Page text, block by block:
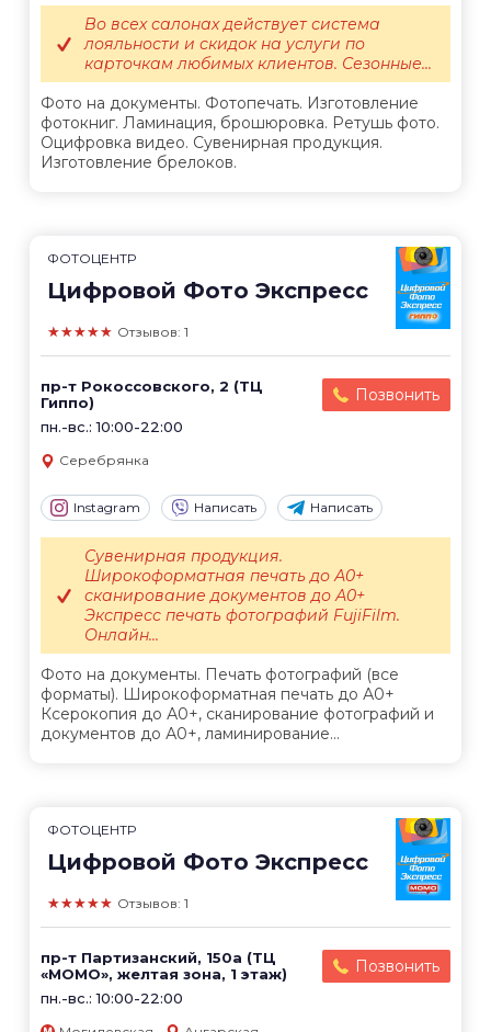
Фото на документы. Фотопечать. Изготовление
фотокниг. Ламинация, брошюровка. Ретушь фото.
Оцифровка видео. Сувенирная продукция.
Изготовление брелоков.
Во всех салонах действует система
лояльности и скидок на услуги по
карточкам любимых клиентов. Сезонные...
ФОТОЦЕНТР
Цифровой Фото Экспресс
★★★★★ Отзывов: 1
пр-т Рокоссовского, 2 (ТЦ
Гиппо)
пн.-вс.: 10:00-22:00
Позвонить
Серебрянка
Instagram Написать Написать
Фото на документы. Печать фотографий (все
форматы). Широкоформатная печать до А0+
Ксерокопия до А0+, сканирование фотографий и
документов до А0+, ламинирование...
Сувенирная продукция.
Широкоформатная печать до А0+
сканирование документов до А0+
Экспресс печать фотографий FujiFilm.
Онлайн...
ФОТОЦЕНТР
Цифровой Фото Экспресс
★★★★★ Отзывов: 1
пр-т Партизанский, 150а (ТЦ
«МОМО», желтая зона, 1 этаж)
пн.-вс.: 10:00-22:00
Позвонить